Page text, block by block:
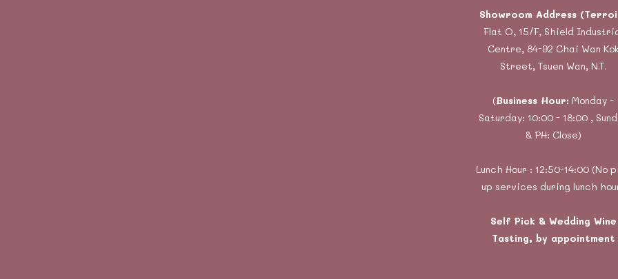
Showroom Address
Flat O, 15/F, Shield
Centre, 84-92 Chai Wan
Street, Tsuen Wan, N.T.
(Business Hour: Monday -
Saturday: 10:00 - 18:00 ,
& PH: Close)
Lunch Hour : 12:50-14:00 (No
up services during lunch
Self Pick & Wedding Wine
Tasting, by appointment